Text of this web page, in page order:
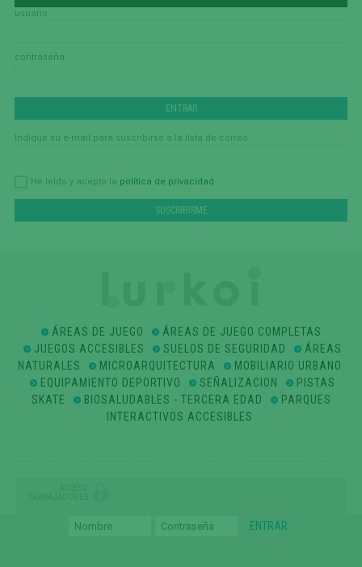
usuario
contraseña
Indique su e-mail para suscribirse a la lista de correo
He leído y acepto la política de privacidad
ÁREAS DE JUEGO
ÁREAS DE JUEGO COMPLETAS
JUEGOS ACCESIBLES
SUELOS DE SEGURIDAD
ÁREAS
NATURALES
MICROARQUITECTURA
MOBILIARIO URBANO
EQUIPAMIENTO DEPORTIVO
SEÑALIZACION
PISTAS
SKATE
BIOSALUDABLES - TERCERA EDAD
PARQUES
INTERACTIVOS ACCESIBLES
ACCESO
TRABAJADORES